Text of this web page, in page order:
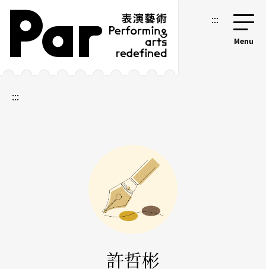
跳到主要內容區塊
網站導覽 :::
:::
許哲彬